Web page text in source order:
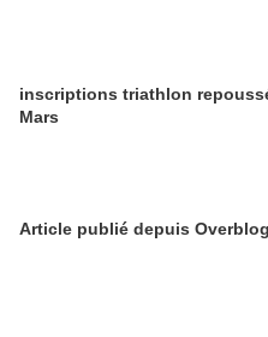
inscriptions triathlon
Mars
Article publié depuis Overblog